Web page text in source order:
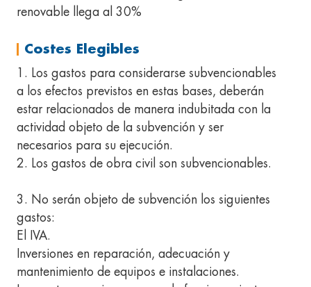
renovable llega al 30%
Costes Elegibles
1. Los gastos para considerarse subvencionables
a los efectos previstos en estas bases, deberán
estar relacionados de manera indubitada con la
actividad objeto de la subvención y ser
necesarios para su ejecución.
2. Los gastos de obra civil son subvencionables.
3. No serán objeto de subvención los siguientes
gastos:
El IVA.
Inversiones en reparación, adecuación y
mantenimiento de equipos e instalaciones.